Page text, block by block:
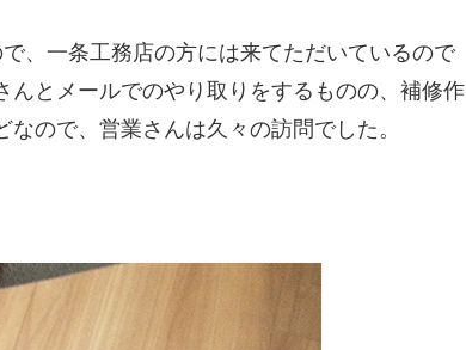
、一条工務店の方には来てただいているので
とメールでのやり取りをするものの、補修作
ので、営業さんは久々の訪問でした。